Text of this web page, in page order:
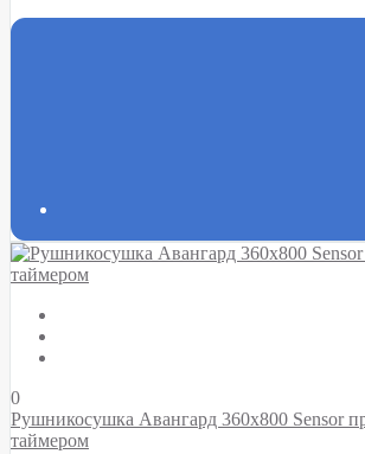
0
Рушникосушка Авангард 360х800 Sensor
таймером